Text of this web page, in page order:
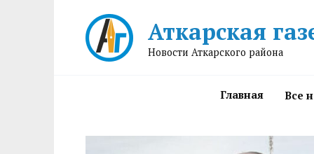
Аткарская
Новости Аткарского района
Главная Все